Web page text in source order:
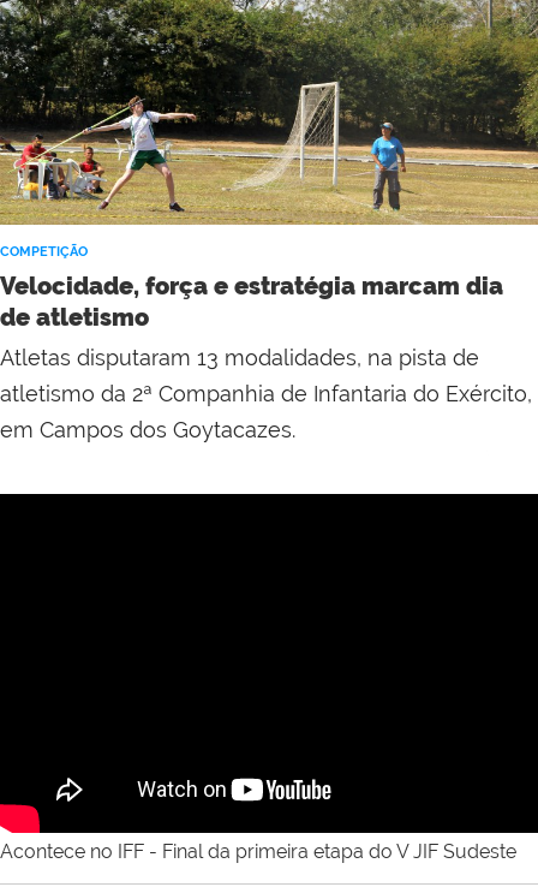
COMPETIÇÃO
Velocidade, força e estratégia marcam dia
de atletismo
Atletas disputaram 13 modalidades, na pista de
atletismo da 2ª Companhia de Infantaria do Exército,
em Campos dos Goytacazes.
Acontece no IFF - Final da primeira etapa do V JIF Sudeste